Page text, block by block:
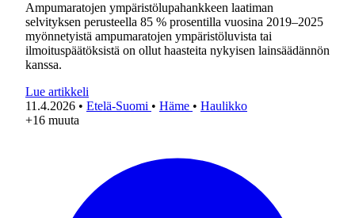
Ampumaratojen ympäristölupahankkeen laatiman
selvityksen perusteella 85 % prosentilla vuosina 2019–2025
myönnetyistä ampumaratojen ympäristöluvista tai
ilmoituspäätöksistä on ollut haasteita nykyisen lainsäädännön
kanssa.
Lue artikkeli
11.4.2026 • Etelä-Suomi • Häme • Haulikko
+16 muuta